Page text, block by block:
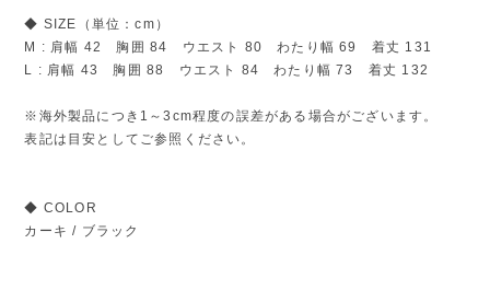
◆ SIZE（単位：cm）
M : 肩幅 42 胸囲 84 ウエスト 80 わたり幅 69 着丈 131
L : 肩幅 43 胸囲 88 ウエスト 84 わたり幅 73 着丈 132
※海外製品につき1～3cm程度の誤差がある場合がございます。
表記は目安としてご参照ください。
◆ COLOR
カーキ / ブラック